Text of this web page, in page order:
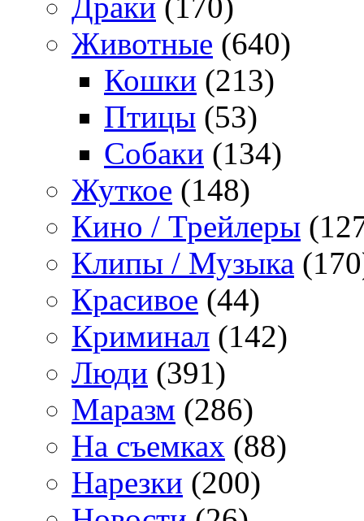
Животные (640)
Кошки (213)
Птицы (53)
Собаки (134)
Жуткое (148)
Кино / Трейлеры
Клипы / Музыка
Красивое (44)
Криминал (142)
Люди (391)
Маразм (286)
На съемках (88)
Нарезки (200)